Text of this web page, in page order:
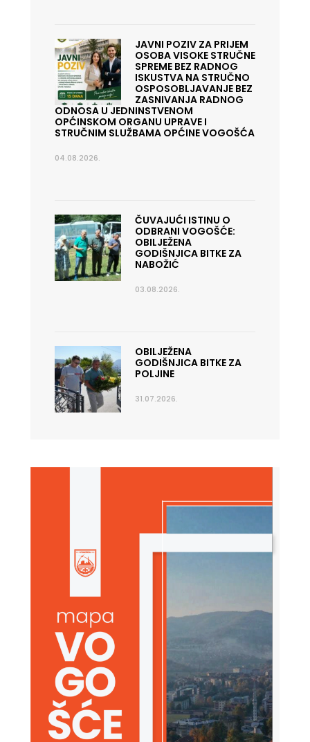
JAVNI POZIV ZA PRIJEM
OSOBA VISOKE STRUČNE
SPREME BEZ RADNOG
ISKUSTVA NA STRUČNO
OSPOSOBLJAVANJE BEZ
ZASNIVANJA RADNOG
ODNOSA U JEDNINSTVENOM
OPĆINSKOM ORGANU UPRAVE I
STRUČNIM SLUŽBAMA OPĆINE VOGOŠĆA
04.08.2026.
ČUVAJUĆI ISTINU O
ODBRANI VOGOŠĆE:
OBILJEŽENA
GODIŠNJICA BITKE ZA
NABOŽIĆ
03.08.2026.
OBILJEŽENA
GODIŠNJICA BITKE ZA
POLJINE
31.07.2026.